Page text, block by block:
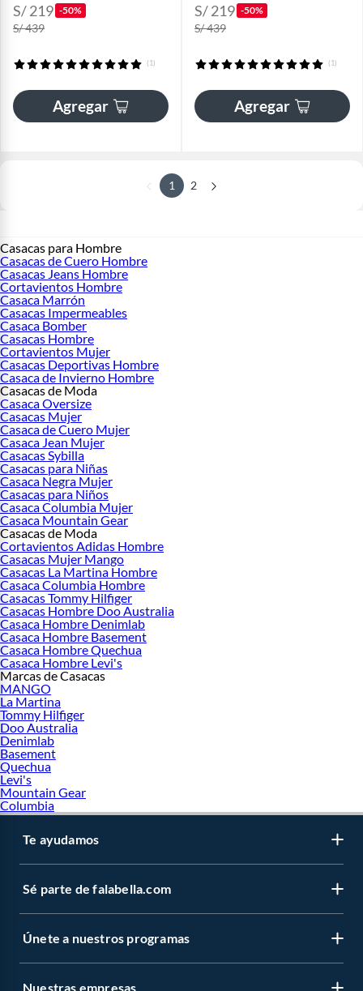
S/ 219 -50%
S/ 439
(1)
Agregar
S/ 219 -50%
S/ 439
(1)
Agregar
1 2
Casacas para Hombre
Casacas de Cuero Hombre
Casacas Jeans Hombre
Cortavientos Hombre
Casaca Marrón
Casacas Impermeables
Casaca Bomber
Casacas Hombre
Cortavientos Mujer
Casacas Deportivas Hombre
Casaca de Invierno Hombre
Casacas de Moda
Casaca Oversize
Casacas Mujer
Casaca de Cuero Mujer
Casaca Jean Mujer
Casacas Sybilla
Casacas para Niñas
Casaca Negra Mujer
Casacas para Niños
Casaca Columbia Mujer
Casaca Mountain Gear
Casacas de Moda
Cortavientos Adidas Hombre
Casacas Mujer Mango
Casacas La Martina Hombre
Casaca Columbia Hombre
Casacas Tommy Hilfiger
Casacas Hombre Doo Australia
Casaca Hombre Denimlab
Casaca Hombre Basement
Casaca Hombre Quechua
Casaca Hombre Levi's
Marcas de Casacas
MANGO
La Martina
Tommy Hilfiger
Doo Australia
Denimlab
Basement
Quechua
Levi's
Mountain Gear
Columbia
Te ayudamos
Sé parte de falabella.com
Únete a nuestros programas
Nuestras empresas